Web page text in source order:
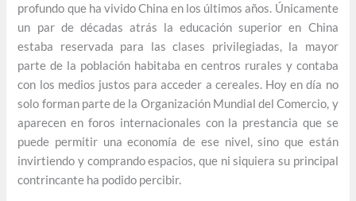
profundo que ha vivido China en los últimos años. Únicamente
un par de décadas atrás la educación superior en China
estaba reservada para las clases privilegiadas, la mayor
parte de la población habitaba en centros rurales y contaba
con los medios justos para acceder a cereales. Hoy en día no
solo forman parte de la Organización Mundial del Comercio, y
aparecen en foros internacionales con la prestancia que se
puede permitir una economía de ese nivel, sino que están
invirtiendo y comprando espacios, que ni siquiera su principal
contrincante ha podido percibir.